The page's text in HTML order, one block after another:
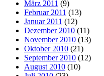
März 2011 (9)
Februar 2011 (13)
Januar 2011 (12)
Dezember 2010 (11)
November 2010 (13)
Oktober 2010 (21)
September 2010 (12)
August 2010 (10)